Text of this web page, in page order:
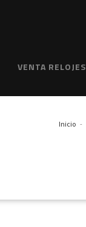
VENTA RELOJES
Inicio